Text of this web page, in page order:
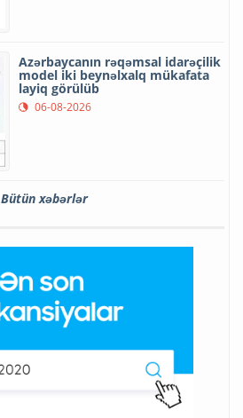
Azərbaycanın rəqəmsal idarəçilik
model iki beynəlxalq mükafata
layiq görülüb
06-08-2026
Bütün xəbərlər